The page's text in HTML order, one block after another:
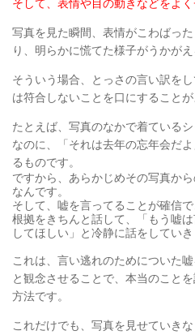
そして、表情や目の動きなどをよく
写真を見た瞬間、表情がこわばっ
り、明らかに慌てた様子がうかがえ
そういう場合、とっさの言い訳を
は符合しないことを口にすることが
たとえば、写真のなかで着ている
なのに、
「それは去年の忘年会だ
るものです。
ですから、あらかじめその写真か
なんです。
そして、嘘を言ってることが確信
根拠をきちんと話して、「もう嘘
してほしい」と冷静に話をしていき
これは、言い逃れのためについた
と観念させることで、本当のこと
方法です。
これだけでも、写真を見せていきな